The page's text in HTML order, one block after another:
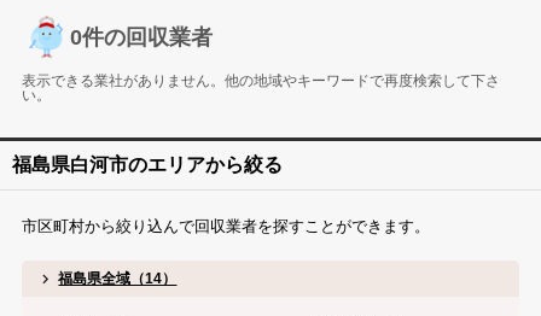
0件の回収業者
表示できる業社がありません。他の地域やキーワードで再度検索して下さ
い。
福島県白河市のエリアから絞る
市区町村から絞り込んで回収業者を探すことができます。
福島県全域（14）